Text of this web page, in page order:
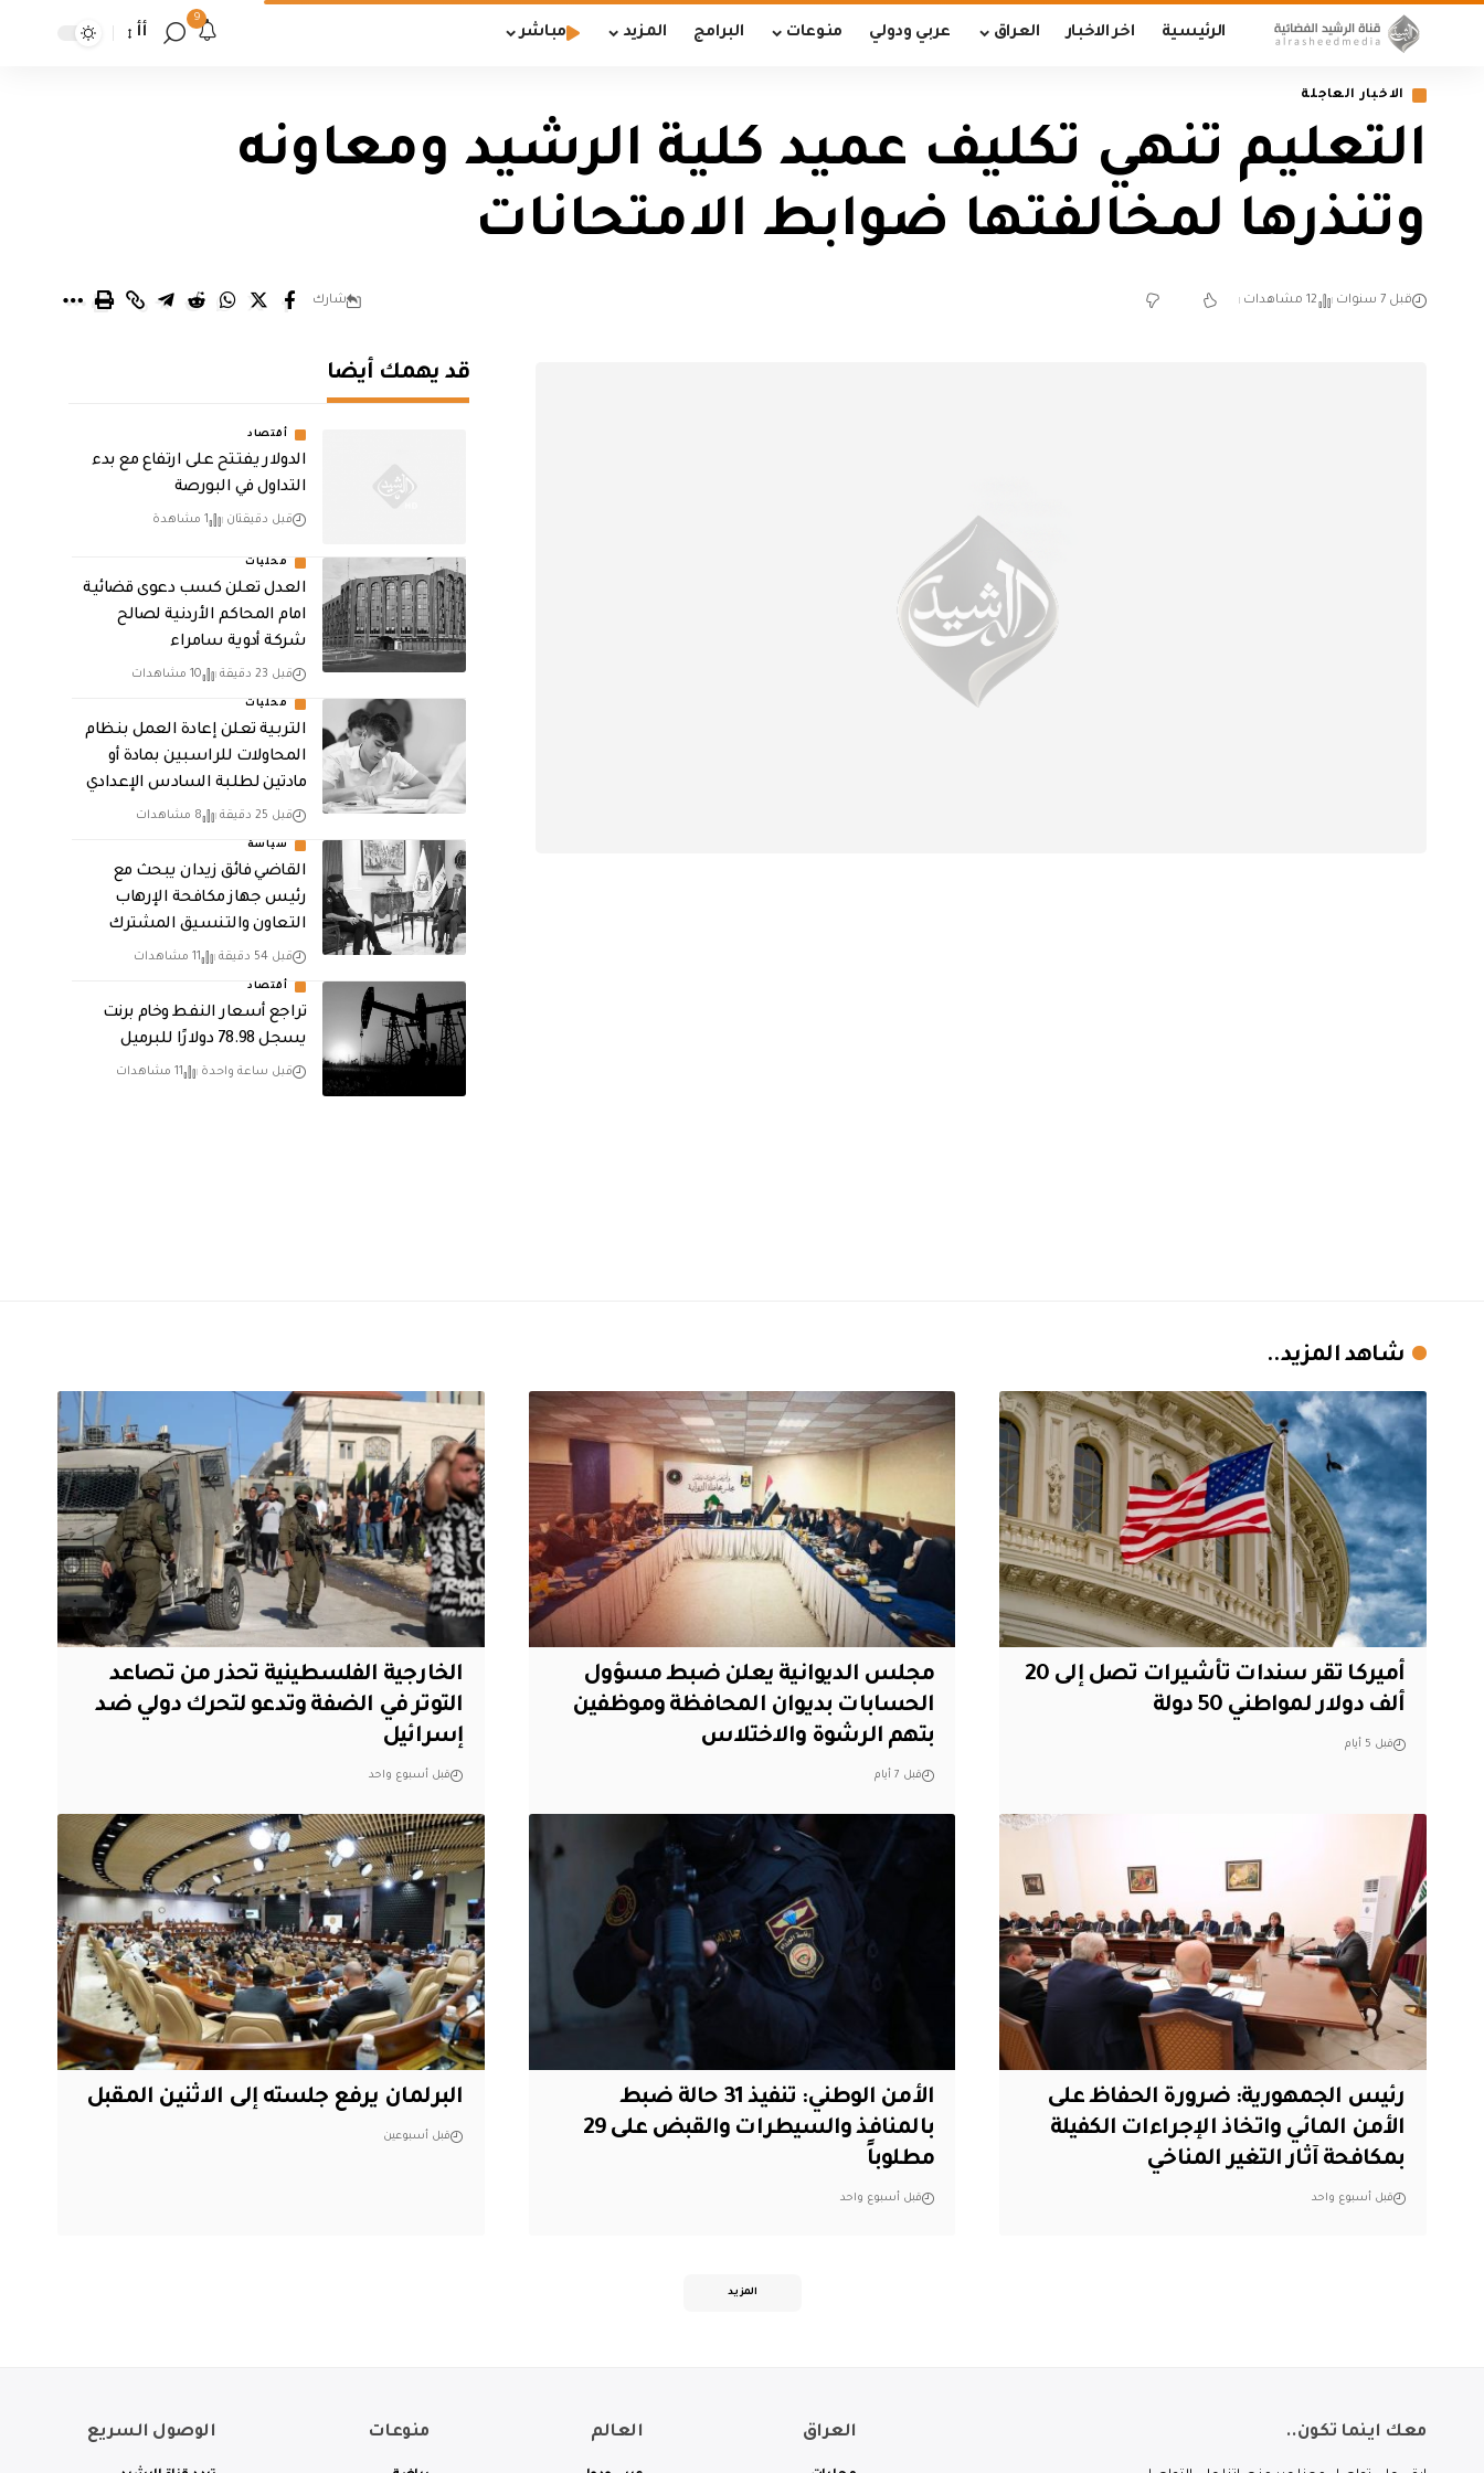
الرئيسية اخر الاخبار العراق عربي ودولي منوعات البرامج المزيد مباشر
9
أأ
الاخبار العاجلة
التعليم تنهي تكليف عميد كلية الرشيد ومعاونه
وتنذرها لمخالفتها ضوابط الامتحانات
قبل 7 سنوات 12 مشاهدات شارك
قد يهمك أيضا
أقتصاد
الدولار يفتتح على ارتفاع مع بدء
التداول في البورصة
قبل دقيقتان 1 مشاهدة
محليات
العدل تعلن كسب دعوى قضائية
امام المحاكم الأردنية لصالح
شركة أدوية سامراء
قبل 23 دقيقة 10 مشاهدات
محليات
التربية تعلن إعادة العمل بنظام
المحاولات للراسبين بمادة أو
مادتين لطلبة السادس الإعدادي
قبل 25 دقيقة 8 مشاهدات
سياسة
القاضي فائق زيدان يبحث مع
رئيس جهاز مكافحة الإرهاب
التعاون والتنسيق المشترك
قبل 54 دقيقة 11 مشاهدات
أقتصاد
تراجع أسعار النفط وخام برنت
يسجل 78.98 دولارًا للبرميل
قبل ساعة واحدة 11 مشاهدات
شاهد المزيد..
أميركا تقر سندات تأشيرات تصل إلى 20
ألف دولار لمواطني 50 دولة
قبل 5 أيام
مجلس الديوانية يعلن ضبط مسؤول
الحسابات بديوان المحافظة وموظفين
بتهم الرشوة والاختلاس
قبل 7 أيام
الخارجية الفلسطينية تحذر من تصاعد
التوتر في الضفة وتدعو لتحرك دولي ضد
إسرائيل
قبل أسبوع واحد
رئيس الجمهورية: ضرورة الحفاظ على
الأمن المائي واتخاذ الإجراءات الكفيلة
بمكافحة آثار التغير المناخي
قبل أسبوع واحد
الأمن الوطني: تنفيذ 31 حالة ضبط
بالمنافذ والسيطرات والقبض على 29
مطلوباً
قبل أسبوع واحد
البرلمان يرفع جلسته إلى الاثنين المقبل
قبل أسبوعين
المزيد
معك اينما تكون.. العراق العالم منوعات الوصول السريع